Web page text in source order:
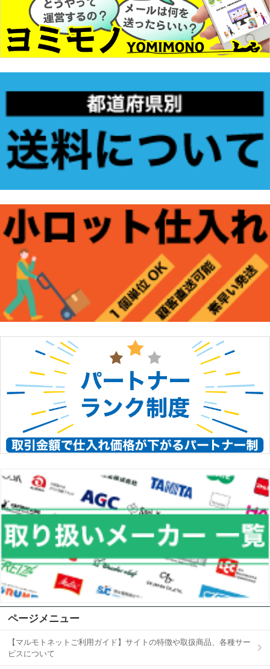
ページメニュー
【マルモトネットご利用ガイド】サイトの特徴や取扱商品、各種サー
ビスについて